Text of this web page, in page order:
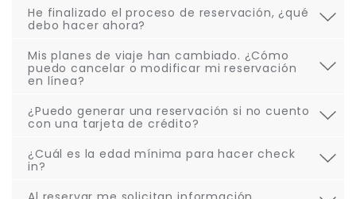
He finalizado el proceso de reservación, ¿qué
debo hacer ahora?
Mis planes de viaje han cambiado. ¿Cómo
puedo cancelar o modificar mi reservación
en línea?
¿Puedo generar una reservación si no cuento
con una tarjeta de crédito?
¿Cuál es la edad mínima para hacer check
in?